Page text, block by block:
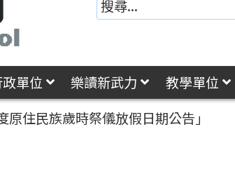
單位 樂讀新武力 教學單位
住民族歲時祭儀放假日期公告」